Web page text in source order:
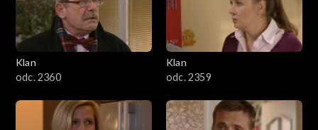
Klan
odc. 2360
Klan
odc. 2359